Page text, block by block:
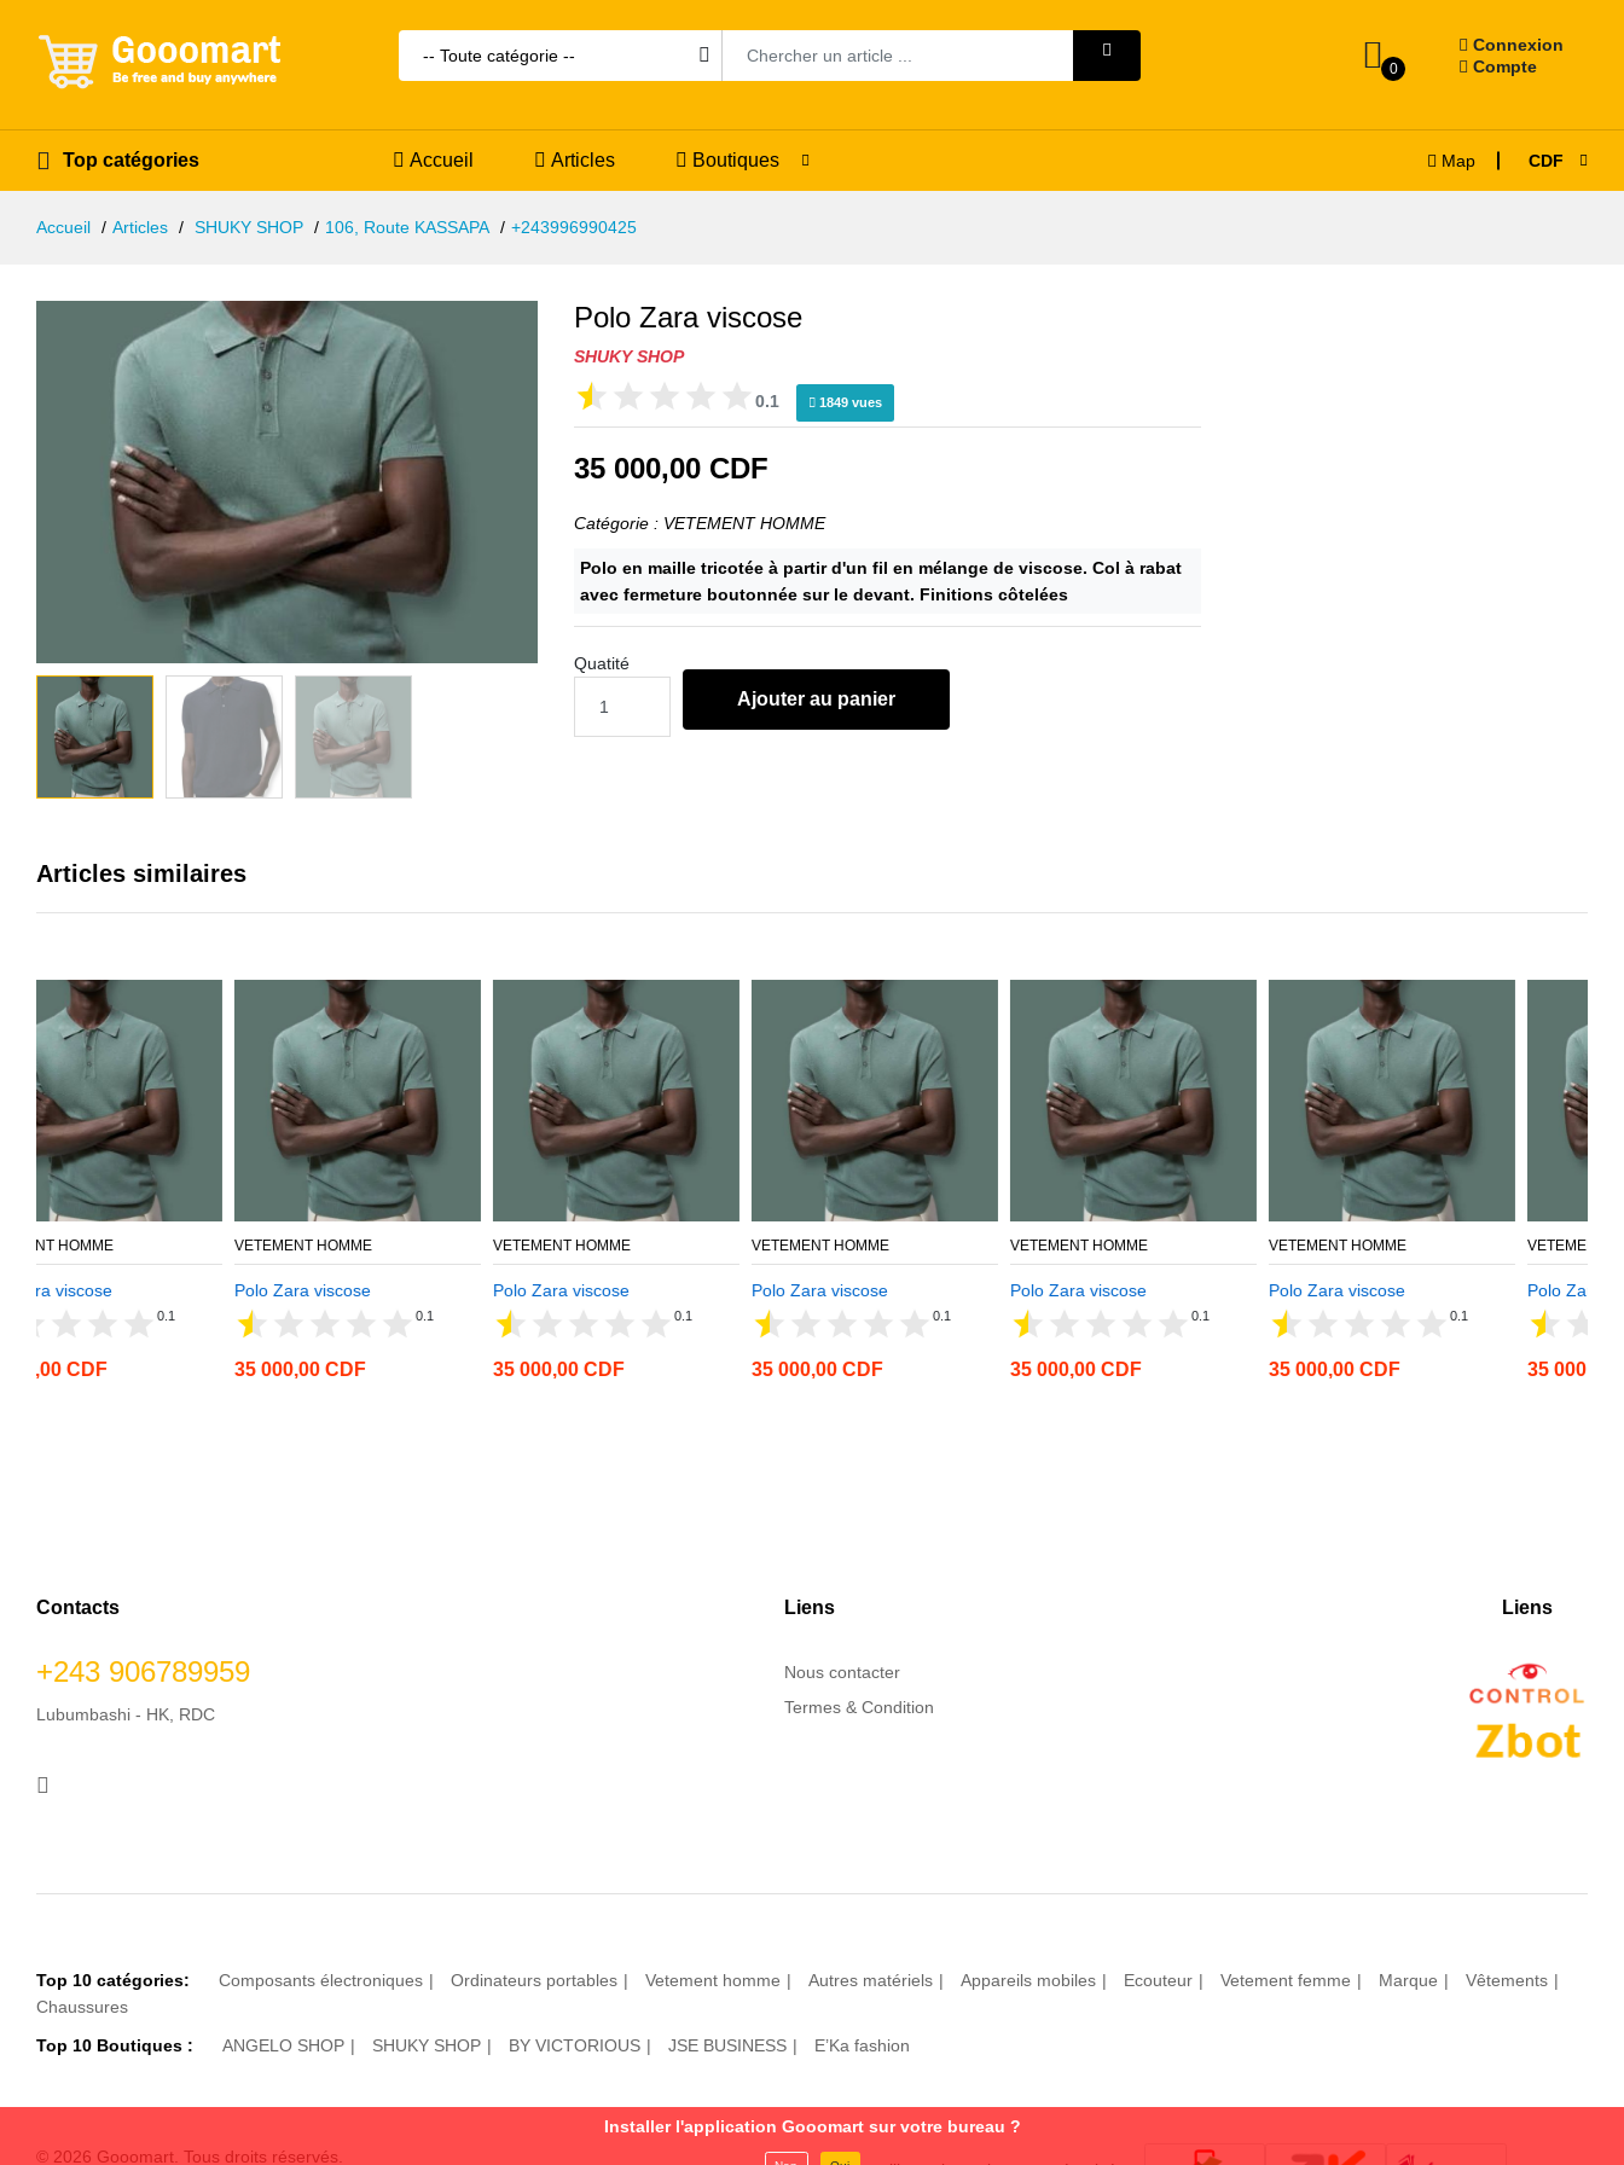
Installer l'application Gooomart sur votre bureau ?
0
Connexion
Compte
Top catégories Accueil Articles Boutiques Map CDF
Accueil Articles SHUKY SHOP 106, Route KASSAPA +243996990425
Polo Zara viscose
SHUKY SHOP
0.1 1849 vues
35 000,00 CDF
Catégorie : VETEMENT HOMME
Polo en maille tricotée à partir d'un fil en mélange de viscose. Col à rabat
avec fermeture boutonnée sur le devant. Finitions côtelées
Quatité
Ajouter au panier
Articles similaires
VETEMENT HOMME
Polo Zara viscose
0.1
35 000,00 CDF
VETEMENT HOMME
Polo Zara viscose
0.1
35 000,00 CDF
VETEMENT HOMME
Polo Zara viscose
0.1
35 000,00 CDF
VETEMENT HOMME
Polo Zara viscose
0.1
35 000,00 CDF
VETEMENT HOMME
Polo Zara viscose
0.1
35 000,00 CDF
VETEMENT HOMME
Polo Zara viscose
0.1
35 000,00 CDF
Contacts
+243 906789959
Lubumbashi - HK, RDC
Liens
Nous contacter
Termes & Condition
Liens
Top 10 catégories: Composants électroniques Ordinateurs portables Vetement homme Autres matériels Appareils mobiles Ecouteur Vetement femme Marque
Vêtements
Chaussures
Top 10 Boutiques :
ANGELO SHOP SHUKY SHOP BY VICTORIOUS JSE BUSINESS E’Ka fashion
© 2026 Gooomart. Tous droits réservés.